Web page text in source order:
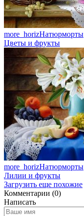
more_horizНатюрморты
Цветы и фрукты
more_horizНатюрморты
Лилии и фрукты
Загрузить еще похожие
Комментарии (0)
Написать